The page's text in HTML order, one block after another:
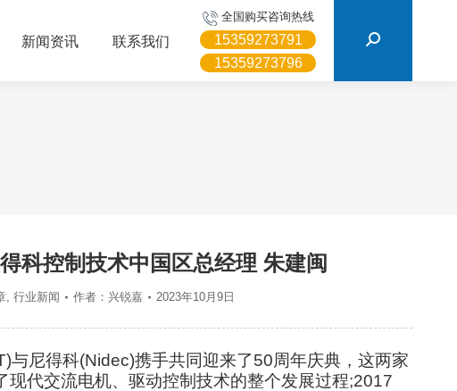
新闻资讯 联系我们
全国购买咨询热线
15359273791
15359273796
控制技术中国区总经理 朱建闽
, 行业新闻 作者： 兴锐嘉 2023年10月9日
尼得科(Nidec)携手共同迎来了50周年庆典，这两家
代交流电机、驱动控制技术的整个发展过程;2017